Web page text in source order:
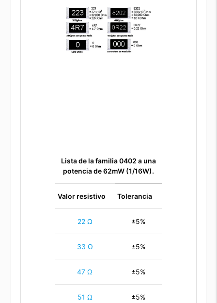
Lista de la familia 0402 a una
potencia de 62mW (1/16W).
Valor resistivo Tolerancia
22 Ω ±5%
33 Ω ±5%
47 Ω ±5%
51 Ω ±5%